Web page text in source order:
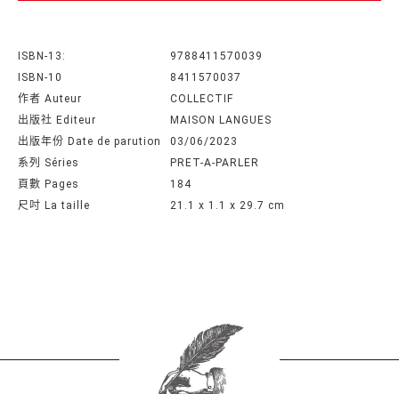
ISBN-13:
9788411570039
ISBN-10
8411570037
作者 Auteur
COLLECTIF
出版社 Editeur
MAISON LANGUES
出版年份 Date de parution
03/06/2023
系列 Séries
PRET-A-PARLER
頁數 Pages
184
尺吋 La taille
21.1 x 1.1 x 29.7 cm